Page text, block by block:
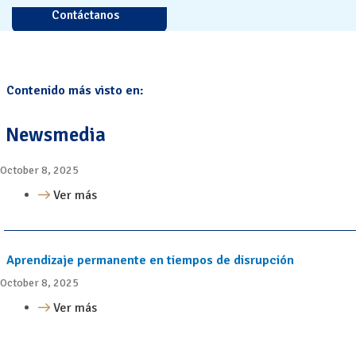
Contáctanos
Contenido más visto en:
Newsmedia
October 8, 2025
Ver más
Aprendizaje permanente en tiempos de disrupción
October 8, 2025
Ver más